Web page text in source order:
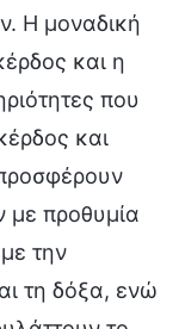
Η μοναδική
και η
που
και
με προθυμία
την
τη δόξα, ενώ